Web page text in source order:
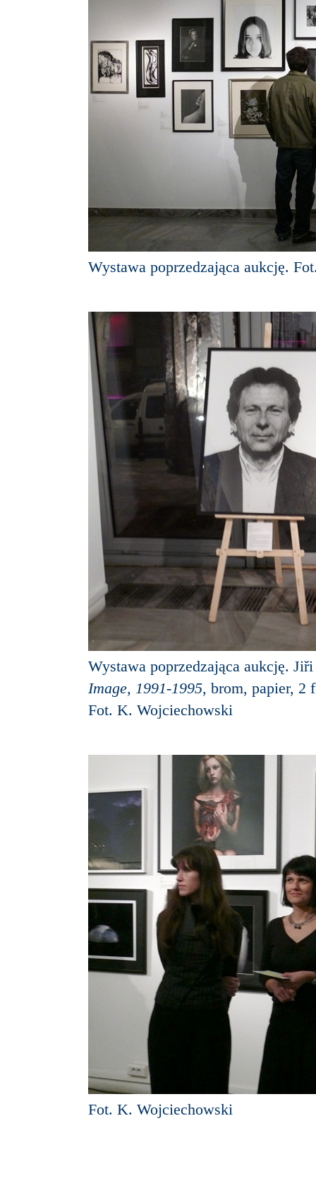
Wystawa poprzedzająca aukcję.
Wystawa poprzedzająca aukcję.
Image, 1991-1995, brom, papier, 2
Fot. K. Wojciechowski
Fot. K. Wojciechowski